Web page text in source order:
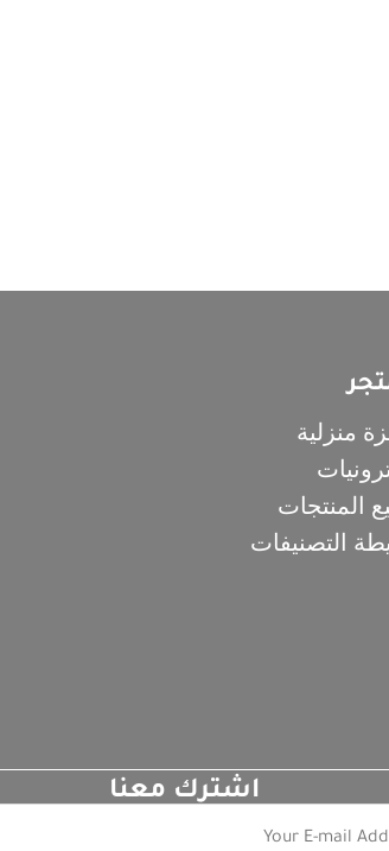
منزلية
المنتجات
التصنيفات
اشترك معنا